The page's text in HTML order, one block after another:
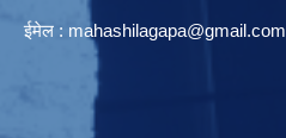
ईमेल : mahashilagapa@gmail.com